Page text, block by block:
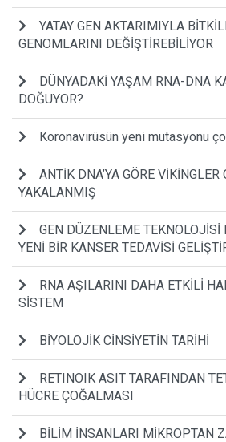
YATAY GEN AKTARIMIYLA
GENOMLARINI DEĞİŞTİREBİLİYOR
DÜNYADAKİ YAŞAM RNA-DNA
DOĞUYOR?
Koronavirüsün yeni mutasyonu
ANTİK DNA’YA GÖRE
YAKALANMIŞ
GEN DÜZENLEME
YENİ BİR KANSER TEDAVİSİ
RNA AŞILARINI DAHA ETKİLİ
SİSTEM
BİYOLOJİK CİNSİYETİN TARİHİ
RETINOIK ASIT TARAFINDAN
HÜCRE ÇOĞALMASI
BİLİM İNSANLARI MİKROPTAN